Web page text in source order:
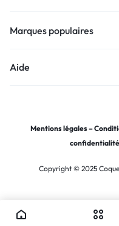
Marques populaires
Aide
Mentions légales –
confidentialité
Copyright © 2025